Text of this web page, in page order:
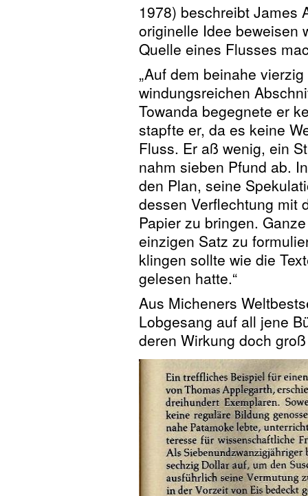
1978) beschreibt James
originelle Idee beweisen
Quelle eines Flusses
„Auf dem beinahe
windungsreichen
Towanda begegnete er
stapfte er, da es keine
Fluss. Er aß wenig, ein
nahm sieben Pfund ab.
den Plan, seine
dessen Verflechtung mit
Papier zu bringen.
einzigen Satz zu
klingen sollte wie die
gelesen hatte.“
Aus Micheners
Lobgesang auf all jene
deren Wirkung doch